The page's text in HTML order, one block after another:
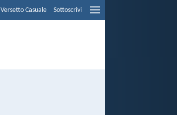
Versetto Casuale Sottoscrivi